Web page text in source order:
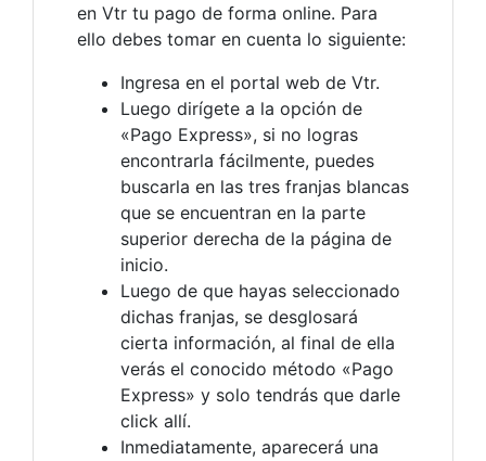
en Vtr tu pago de forma online. Para
ello debes tomar en cuenta lo siguiente:
Ingresa en el portal web de Vtr.
Luego dirígete a la opción de
«Pago Express», si no logras
encontrarla fácilmente, puedes
buscarla en las tres franjas blancas
que se encuentran en la parte
superior derecha de la página de
inicio.
Luego de que hayas seleccionado
dichas franjas, se desglosará
cierta información, al final de ella
verás el conocido método «Pago
Express» y solo tendrás que darle
click allí.
Inmediatamente, aparecerá una